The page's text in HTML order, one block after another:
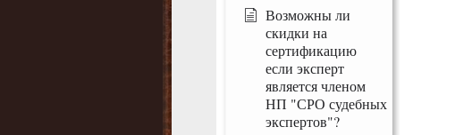
Возможны ли
скидки на
сертификацию
если эксперт
является членом
НП "СРО судебных
экспертов"?